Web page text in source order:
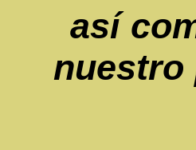
así
nuestro